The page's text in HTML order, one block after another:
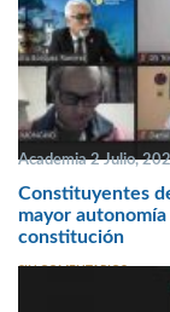
Academia 2 Julio,
Constituyentes
mayor
constitución